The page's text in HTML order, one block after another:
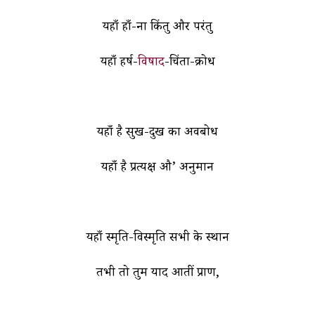
यहाँ हाँ-ना किंतु और परंतु
यहाँ हर्ष-विषाद-चिंता-क्रोध
यहाँ है सुख-दुख का अवबोध
यहाँ है प्रत्यक्ष औ’ अनुमान
यहाँ स्मृति-विस्मृति सभी के स्थान
तभी तो तुम याद आतीं प्राण,